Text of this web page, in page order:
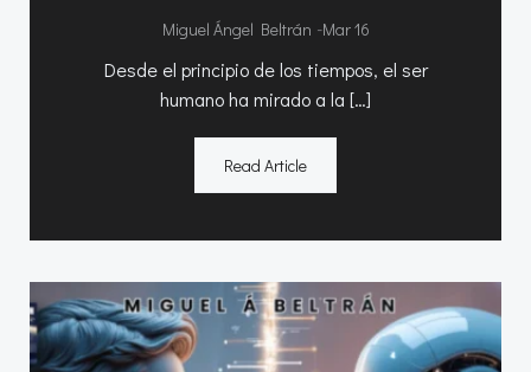
Miguel Ángel Beltrán -Mar 16
Desde el principio de los tiempos, el ser
humano ha mirado a la […]
Read Article